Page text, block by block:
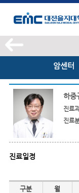
암센터
하중
진료
진료
진료일정
진료일정
구분 월